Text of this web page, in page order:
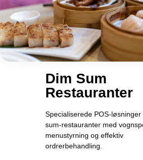
Dim Sum
Restauranter
Specialiserede POS-løsninger
sum-restauranter med
menustyrning og effektiv
ordrerbehandling.